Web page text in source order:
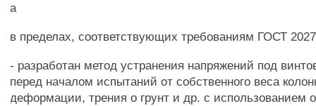
а
в пределах, соответствующих требованиям ГОСТ
- разработан метод устранения напряжений под
перед началом испытаний от собственного веса
деформации, трения о грунт и др. с использованием